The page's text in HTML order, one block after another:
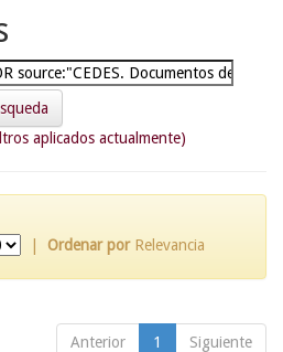
aplicados actualmente)
Ordenar por Relevancia
Anterior 1 Siguiente